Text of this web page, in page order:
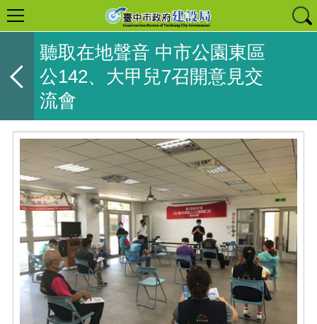
聽取在地聲音 中市公園東區
公142、大甲兒7召開意見交
流會